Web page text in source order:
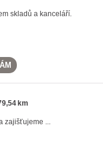
skladů a kanceláří.
km
zajišťujeme ...